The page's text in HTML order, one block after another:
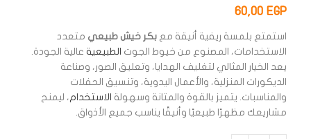
60,00 EGP
استمتع بلمسة ريفية أنيقة مع بكر خيش طبيعي متعدد
الاستخدامات، المصنوع من خيوط الجوت الطبيعية عالية الجودة.
يعد الخيار المثالي لتغليف الهدايا، وتعليق الصور، وصناعة
الديكورات المنزلية، والأعمال اليدوية، وتنسيق الحفلات
والمناسبات. يتميز بالقوة والمتانة وسهولة الاستخدام، ليمنح
مشاريعك مظهرًا طبيعيًا وأنيقًا يناسب جميع الأذواق.